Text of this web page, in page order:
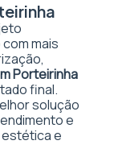
mais
Porteirinha
final.
solução
e
estética e